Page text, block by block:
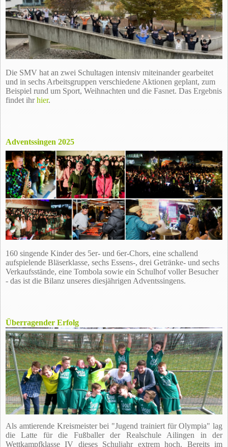
Die SMV hat an zwei Schultagen intensiv miteinander gearbeitet
und in sechs Arbeitsgruppen verschiedene Aktionen geplant, zum
Beispiel rund um Sport, Weihnachten und die Fasnet. Das Ergebnis
findet ihrhier.
Adventssingen 2025
160 singende Kinder des 5er- und 6er-Chors, eine schallend
aufspielende Bläserklasse, sechs Essens-, drei Getränke- und sechs
Verkaufsstände, eine Tombola sowie ein Schulhof voller Besucher
- das ist die Bilanz unseres diesjährigen Adventssingens.
Überragender Erfolg
Als amtierende Kreismeister bei "Jugend trainiert für Olympia" lag
die Latte für die Fußballer der Realschule Ailingen in der
Wettkampfklasse IV dieses Schuljahr extrem hoch. Bereits im